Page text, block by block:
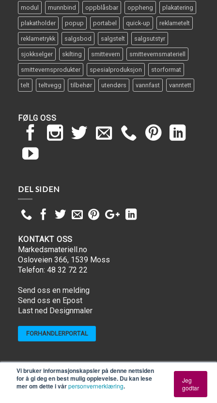
Vi bruker informasjonskapsler på denne nettsiden
for å gi deg en best mulig opplevelse. Du kan lese
mer om dette i vårpersonvernerklæring.
Jeg
godtar
modul munnbind oppblåsbar oppheng plakatering
plakatholder popup portabel quick-up reklametelt
reklametrykk salgsbod salgstelt salgsutstyr
sjokkselger skilting smittevern smittevernsmateriell
smittevernsprodukter spesialproduksjon storformat
telt teltvegg tilbehør utendørs vannfast vanntett
FØLG OSS
DEL SIDEN
KONTAKT OSS
Markedsmateriell.no
Osloveien 366, 1539 Moss
Telefon: 48 32 72 22
Send oss en melding
Send oss en Epost
Last ned Designmaler
FORHANDLERPORTAL
Copyright ©Markedsmateriell.no| Kundeservice telefon 48 32
72 22 | Vi selger kun til bedrifter. Vi benytter oss kun av faktura
som betalingsmiddel.Se våre generelle Vilkår og betingelser